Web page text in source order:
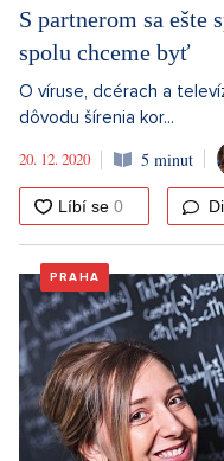
S partnerom sa ešte
spolu chceme byť
O víruse, dcérach a
dôvodu šírenia kor...
20. 12. 2020
5 minut
PRAHA